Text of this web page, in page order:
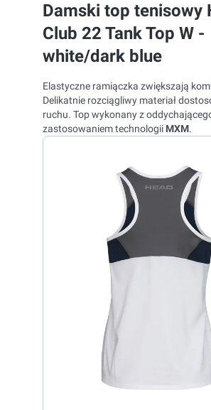
Damski top tenisowy
Club 22 Tank Top W -
white/dark blue
Elastyczne ramiączka zwiększają
Delikatnie rozciągliwy materiał
ruchu. Top wykonany z
zastosowaniem technologii MXM.